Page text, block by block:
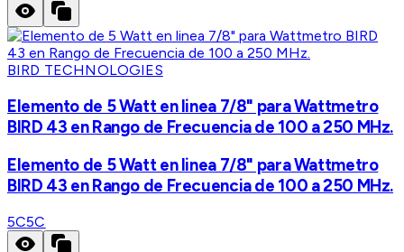
BIRD TECHNOLOGIES
Elemento de 5 Watt en linea 7/8" para Wattmetro
BIRD 43 en Rango de Frecuencia de 100 a 250 MHz.
Elemento de 5 Watt en linea 7/8" para Wattmetro
BIRD 43 en Rango de Frecuencia de 100 a 250 MHz.
5C5C